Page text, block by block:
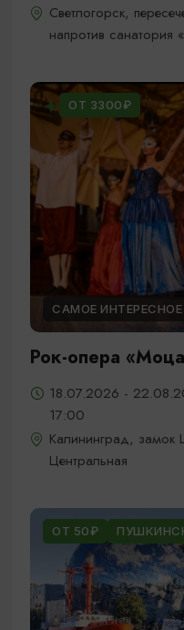
Светлогорск,
напротив санатория
ОТ 3300₽
САМОЕ ИНТЕРЕСНОЕ
Рок-опера
18.07.2026 -
17:00
Калининград,
Центральная
ОТ 50₽